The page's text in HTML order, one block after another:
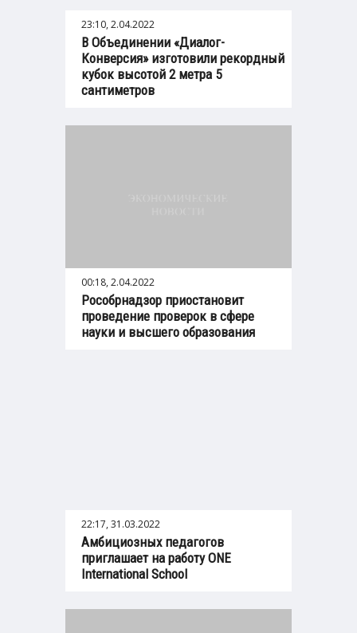
23:10, 2.04.2022
В Объединении «Диалог-
Конверсия» изготовили рекордный
кубок высотой 2 метра 5
сантиметров
00:18, 2.04.2022
Рособрнадзор приостановит
проведение проверок в сфере
науки и высшего образования
22:17, 31.03.2022
Амбициозных педагогов
приглашает на работу ONE
International School